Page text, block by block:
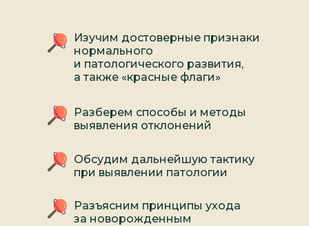
Изучим достоверные признаки
нормального
и патологического развития,
а также «красные флаги»
Разберем способы и методы
выявления отклонений
Обсудим дальнейшую тактику
при выявлении патологии
Разъясним принципы ухода
за новорожденным